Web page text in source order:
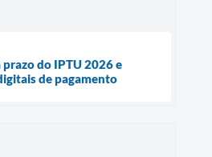
do IPTU 2026 e
de pagamento